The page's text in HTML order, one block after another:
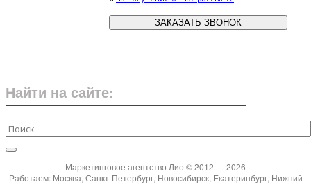
Найти на сайте:
Маркетинговое агентство Лио © 2012 — 2026
Работаем: Москва, Санкт-Петербург, Новосибирск, Екатеринбург, Нижний